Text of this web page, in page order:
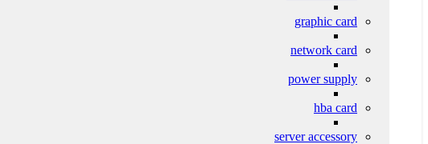
graphic card
network card
power supply
hba card
server accessory